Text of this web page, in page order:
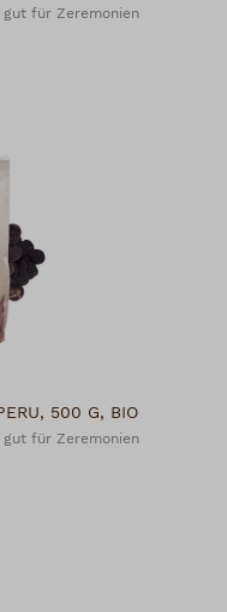
für Zeremonien
500 G, BIO
für Zeremonien